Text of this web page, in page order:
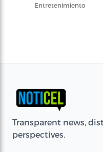
Entretenimiento
Transparent news,
perspectives.